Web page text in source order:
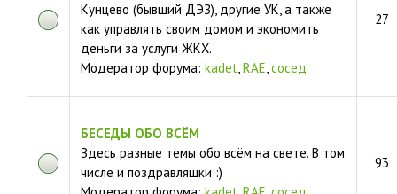
Кунцево (бывший ДЭЗ), другие УК, а также
как управлять своим домом и экономить
деньги за услуги ЖКХ.
Модератор форума: kadet,RAE,сосед
27
БЕСЕДЫ ОБО ВСЁМ
Здесь разные темы обо всём на свете. В том
числе и поздравляшки :)
93